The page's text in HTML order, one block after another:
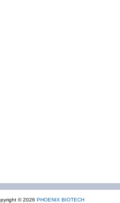
© 2026 PHOENIX BIOTECH